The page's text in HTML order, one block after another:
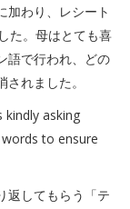
加わり、レシート
た。母はとても喜
語で行われ、どの
れました。
kindly asking
to ensure
返してもらう「テ